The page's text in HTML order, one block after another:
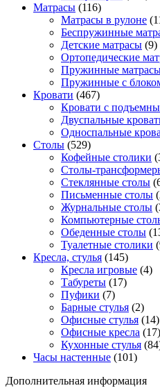
Матрасы (116)
Матрасы в рулоне
Беспружинные
Детские матрасы (9)
Ортопедические
Пружинные
Пружинные с
Кровати (467)
Кровати с
Двуспальные
Односпальные
Столы (529)
Кофейные столики
Столы-
Стеклянные столы
Письменные столы
Журнальные столы
Компьютерные
Обеденные столы
Туалетные столики
Кресла, стулья (145)
Кресла игровые (4)
Табуреты (17)
Пуфики (7)
Барные стулья (2)
Офисные стулья (14)
Офисные кресла (17)
Кухонные стулья
Часы настенные (101)
Дополнительная информация